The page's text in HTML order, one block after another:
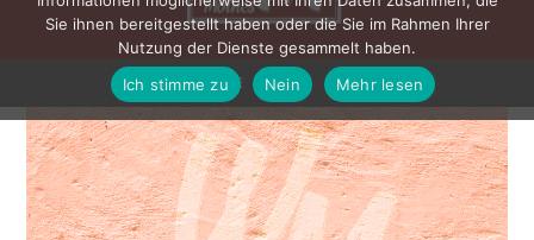
MENÜ
Sie ihnen bereitgestellt haben oder die Sie im Rahmen Ihrer
Nutzung der Dienste gesammelt haben.
Ich stimme zu
Nein Mehr lesen